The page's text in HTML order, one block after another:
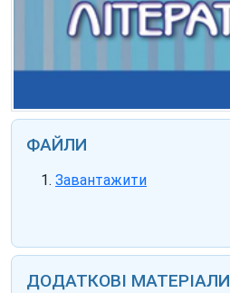
ФАЙЛИ
Завантажити
ДОДАТКОВІ МАТЕРІАЛИ